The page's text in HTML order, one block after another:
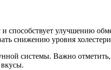
способствует улучшению
снижению уровня
системы. Важно отметить,